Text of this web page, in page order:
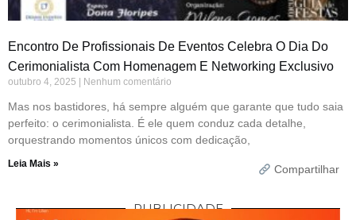
Encontro De Profissionais De Eventos Celebra O Dia Do
Cerimonialista Com Homenagem E Networking Exclusivo
outubro 4, 2025 Nenhum comentário
Mas nos bastidores, há sempre alguém que garante que tudo saia
perfeito: o cerimonialista. É ele quem conduz cada detalhe,
orquestrando momentos únicos com dedicação,
Leia Mais » Compartilhar
PUBLICIDADE